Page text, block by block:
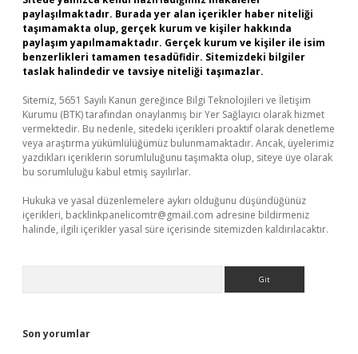
paylaşılmaktadır. Burada yer alan içerikler haber niteliği
taşımamakta olup, gerçek kurum ve kişiler hakkında
paylaşım yapılmamaktadır. Gerçek kurum ve kişiler ile isim
benzerlikleri tamamen tesadüfidir. Sitemizdeki bilgiler
taslak halindedir ve tavsiye niteliği taşımazlar.
Sitemiz, 5651 Sayılı Kanun gereğince Bilgi Teknolojileri ve İletişim
Kurumu (BTK) tarafından onaylanmış bir Yer Sağlayıcı olarak hizmet
vermektedir. Bu nedenle, sitedeki içerikleri proaktif olarak denetleme
veya araştırma yükümlülüğümüz bulunmamaktadır. Ancak, üyelerimiz
yazdıkları içeriklerin sorumluluğunu taşımakta olup, siteye üye olarak
bu sorumluluğu kabul etmiş sayılırlar.
Hukuka ve yasal düzenlemelere aykırı olduğunu düşündüğünüz
içerikleri, backlinkpanelicomtr@gmail.com adresine bildirmeniz
halinde, ilgili içerikler yasal süre içerisinde sitemizden kaldırılacaktır.
Son yorumlar